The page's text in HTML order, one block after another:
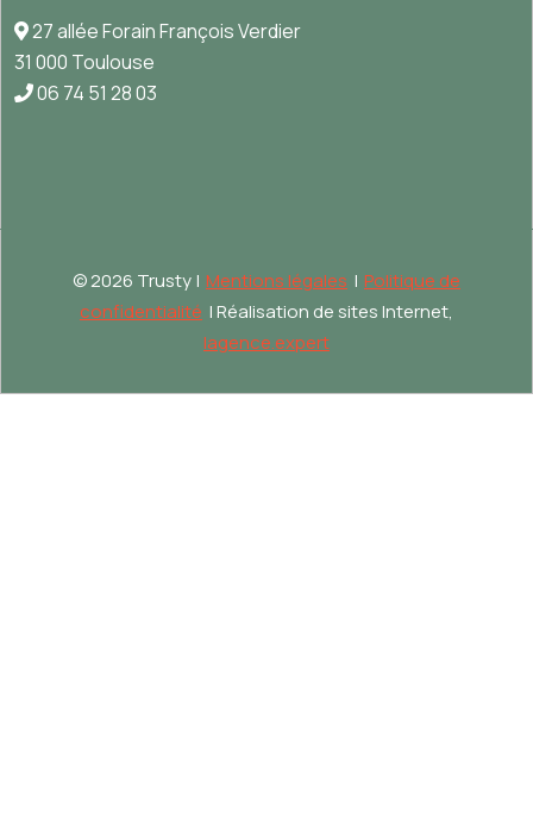
27 allée Forain François Verdier
31 000 Toulouse
06 74 51 28 03
©2026 Trusty | Mentions légales | Politique de
confidentialité | Réalisation de sites Internet,
lagence.expert